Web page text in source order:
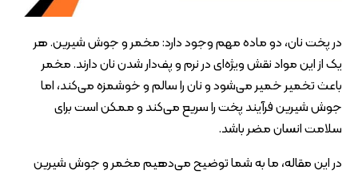
در پخت نان، دو ماده مهم وجود دارد: مخمر و جوش شیرین. هر
یک از این مواد نقش ویژه‌ای در نرم و پف‌دار شدن نان دارند. مخمر
باعث تخمیر خمیر می‌شود و نان را سالم و خوشمزه می‌کند، اما
جوش شیرین فرآیند پخت را سریع می‌کند و ممکن است برای
سلامت انسان مضر باشد.
در این مقاله، ما به شما توضیح می‌دهیم مخمر و جوش شیرین